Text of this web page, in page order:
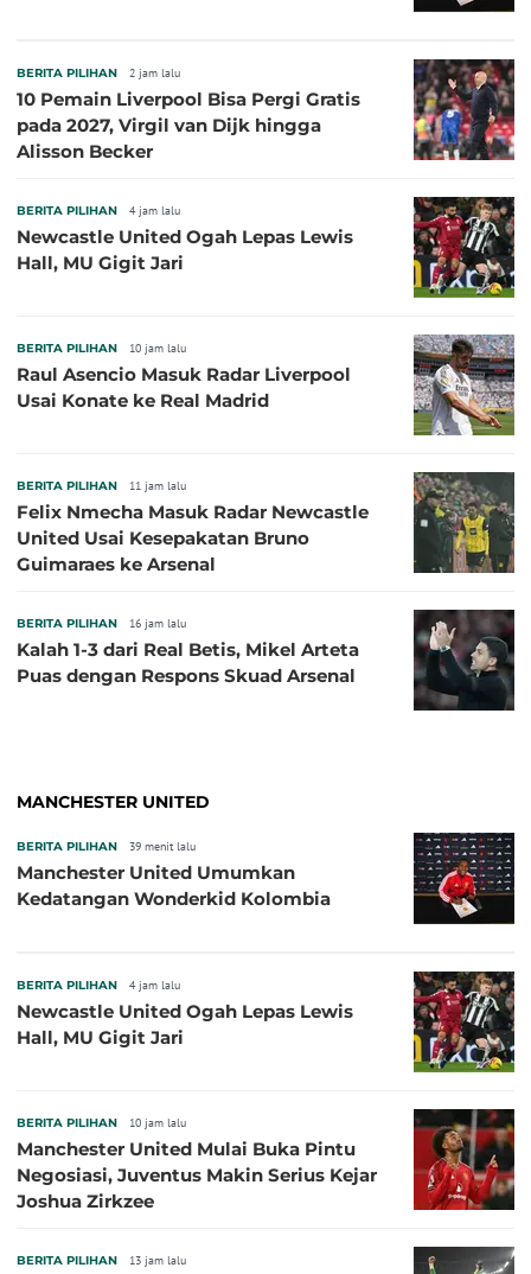
BERITA PILIHAN 2 jam lalu
10 Pemain Liverpool Bisa Pergi Gratis
pada 2027, Virgil van Dijk hingga
Alisson Becker
BERITA PILIHAN 4 jam lalu
Newcastle United Ogah Lepas Lewis
Hall, MU Gigit Jari
BERITA PILIHAN 10 jam lalu
Raul Asencio Masuk Radar Liverpool
Usai Konate ke Real Madrid
BERITA PILIHAN 11 jam lalu
Felix Nmecha Masuk Radar Newcastle
United Usai Kesepakatan Bruno
Guimaraes ke Arsenal
BERITA PILIHAN 16 jam lalu
Kalah 1-3 dari Real Betis, Mikel Arteta
Puas dengan Respons Skuad Arsenal
MANCHESTER UNITED
BERITA PILIHAN 39 menit lalu
Manchester United Umumkan
Kedatangan Wonderkid Kolombia
BERITA PILIHAN 4 jam lalu
Newcastle United Ogah Lepas Lewis
Hall, MU Gigit Jari
BERITA PILIHAN 10 jam lalu
Manchester United Mulai Buka Pintu
Negosiasi, Juventus Makin Serius Kejar
Joshua Zirkzee
BERITA PILIHAN 13 jam lalu